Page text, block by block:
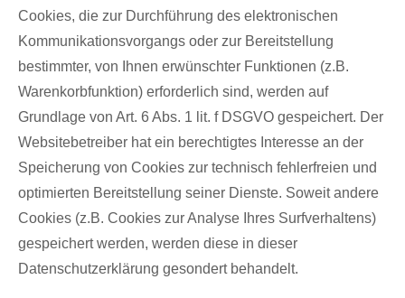
Cookies, die zur Durchführung des elektronischen
Kommunikationsvorgangs oder zur Bereitstellung
bestimmter, von Ihnen erwünschter Funktionen (z.B.
Warenkorbfunktion) erforderlich sind, werden auf
Grundlage von Art. 6 Abs. 1 lit. f DSGVO gespeichert. Der
Websitebetreiber hat ein berechtigtes Interesse an der
Speicherung von Cookies zur technisch fehlerfreien und
optimierten Bereitstellung seiner Dienste. Soweit andere
Cookies (z.B. Cookies zur Analyse Ihres Surfverhaltens)
gespeichert werden, werden diese in dieser
Datenschutzerklärung gesondert behandelt.